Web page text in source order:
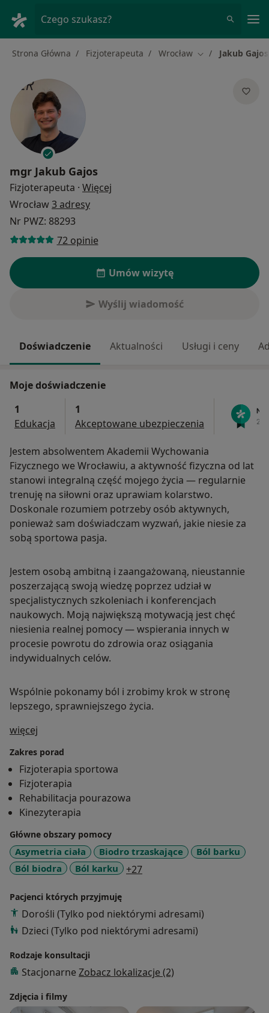
Czego szukasz?
Strona Główna Fizjoterapeuta Wrocław Zmień miasto
Jakub Gajos
mgr Jakub Gajos
Fizjoterapeuta · Więcej
Wrocław3 adresy
Nr PWZ: 88293
72 opinie
Umów wizytę
Wyślij wiadomość
Doświadczenie Aktualności Usługi i ceny
Moje doświadczenie
1
Edukacja
1
Akceptowane ubezpieczenia
Jestem absolwentem Akademii Wychowania
Fizycznego we Wrocławiu, a aktywność fizyczna od lat
stanowi integralną część mojego życia — regularnie
trenuję na siłowni oraz uprawiam kolarstwo.
Doskonale rozumiem potrzeby osób aktywnych,
ponieważ sam doświadczam wyzwań, jakie niesie za
sobą sportowa pasja.
Jestem osobą ambitną i zaangażowaną, nieustannie
poszerzającą swoją wiedzę poprzez udział w
specjalistycznych szkoleniach i konferencjach
naukowych. Moją największą motywacją jest chęć
niesienia realnej pomocy — wspierania innych w
procesie powrotu do zdrowia oraz osiągania
indywidualnych celów.
Wspólnie pokonamy ból i zrobimy krok w stronę
lepszego, sprawniejszego życia.
więcej
Zakres porad
Fizjoterapia sportowa
Fizjoterapia
Rehabilitacja pourazowa
Kinezyterapia
Główne obszary pomocy
Asymetria ciała Biodro trzaskające
Ból barku
Ból biodra
Ból karku +27a11y_sr_more_diseases
Pacjenci których przyjmuję
Dorośli (Tylko pod niektórymi adresami)
Dzieci (Tylko pod niektórymi adresami)
Rodzaje konsultacji
Stacjonarne Zobacz lokalizacje (2)
Zdjęcia i filmy